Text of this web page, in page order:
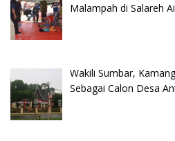
Malampah di Salareh
Wakili Sumbar,
Sebagai Calon Desa